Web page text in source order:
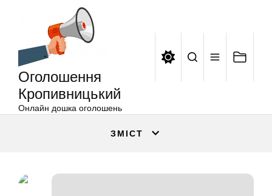
Оголошення
Кропивницький
Онлайн дошка оголошень
ЗМІСТ